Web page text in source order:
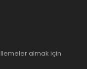
almak için